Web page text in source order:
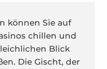
können Sie auf
chillen und
Blick
Die Gischt, der